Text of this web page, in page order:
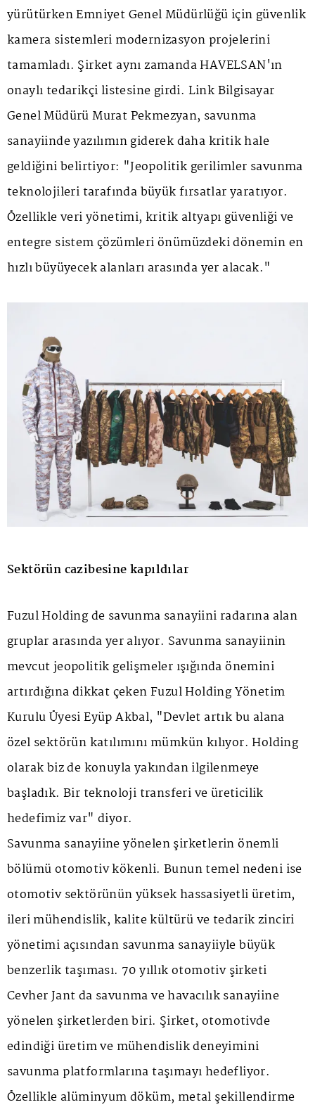
yürütürken Emniyet Genel Müdürlüğü için güvenlik
kamera sistemleri modernizasyon projelerini
tamamladı. Şirket aynı zamanda HAVELSAN'ın
onaylı tedarikçi listesine girdi. Link Bilgisayar
Genel Müdürü Murat Pekmezyan, savunma
sanayiinde yazılımın giderek daha kritik hale
geldiğini belirtiyor: "Jeopolitik gerilimler savunma
teknolojileri tarafında büyük fırsatlar yaratıyor.
Özellikle veri yönetimi, kritik altyapı güvenliği ve
entegre sistem çözümleri önümüzdeki dönemin en
hızlı büyüyecek alanları arasında yer alacak."
Sektörün cazibesine kapıldılar
Fuzul Holding de savunma sanayiini radarına alan
gruplar arasında yer alıyor. Savunma sanayiinin
mevcut jeopolitik gelişmeler ışığında önemini
artırdığına dikkat çeken Fuzul Holding Yönetim
Kurulu Üyesi Eyüp Akbal, "Devlet artık bu alana
özel sektörün katılımını mümkün kılıyor. Holding
olarak biz de konuyla yakından ilgilenmeye
başladık. Bir teknoloji transferi ve üreticilik
hedefimiz var" diyor.
Savunma sanayiine yönelen şirketlerin önemli
bölümü otomotiv kökenli. Bunun temel nedeni ise
otomotiv sektörünün yüksek hassasiyetli üretim,
ileri mühendislik, kalite kültürü ve tedarik zinciri
yönetimi açısından savunma sanayiiyle büyük
benzerlik taşıması. 70 yıllık otomotiv şirketi
Cevher Jant da savunma ve havacılık sanayiine
yönelen şirketlerden biri. Şirket, otomotivde
edindiği üretim ve mühendislik deneyimini
savunma platformlarına taşımayı hedefliyor.
Özellikle alüminyum döküm, metal şekillendirme